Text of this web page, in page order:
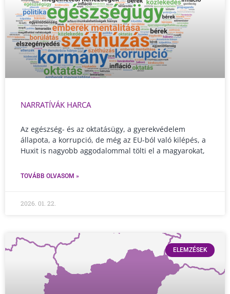
NARRATÍVÁK HARCA
Az egészség- és az oktatásügy, a gyerekvédelem
állapota, a korrupció, de még az EU-ból való kilépés, a
Huxit is nagyobb aggodalommal tölti el a magyarokat,
TOVÁBB OLVASOM »
2026. 01. 22.
ELEMZÉSEK